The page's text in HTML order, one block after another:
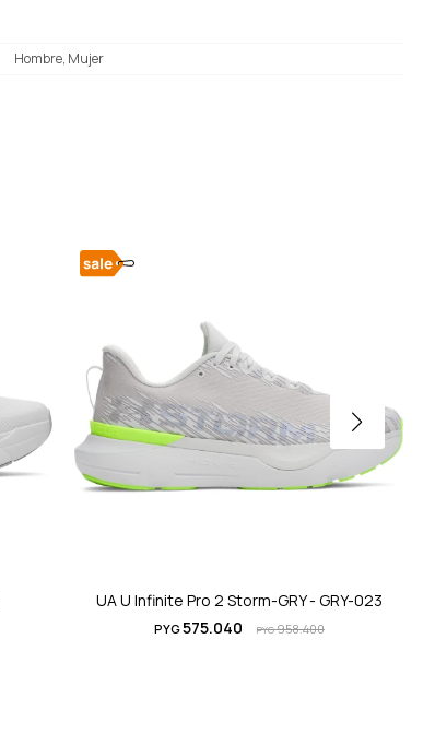
Hombre, Mujer
UA U Infinite Pro 2 Storm-GRY - GRY-023
PYG575.040 PYG958.400